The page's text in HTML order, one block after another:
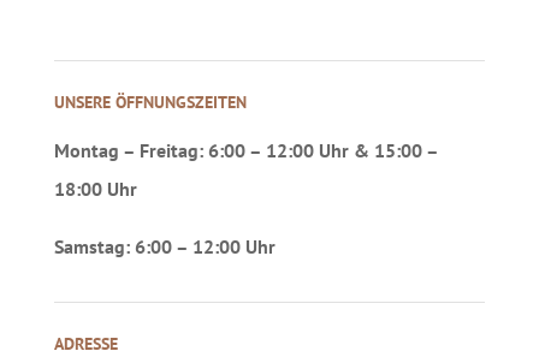
UNSERE ÖFFNUNGSZEITEN
Montag – Freitag: 6:00 – 12:00 Uhr & 15:00 –
18:00 Uhr
Samstag: 6:00 – 12:00 Uhr
ADRESSE